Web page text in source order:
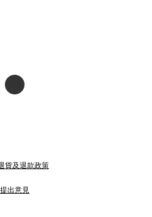
貨及退款政策
提出意見